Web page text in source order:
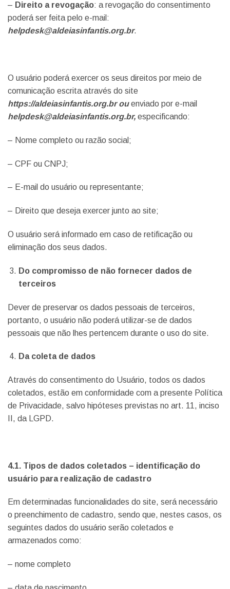
– Direito a revogação: a revogação do consentimento
poderá ser feita pelo e-mail:
helpdesk@aldeiasinfantis.org.br.
O usuário poderá exercer os seus direitos por meio de
comunicação escrita através do site
https://aldeiasinfantis.org.br ouenviado por e-mail
helpdesk@aldeiasinfantis.org.br, especificando:
– Nome completo ou razão social;
– CPF ou CNPJ;
– E-mail do usuário ou representante;
– Direito que deseja exercer junto ao site;
O usuário será informado em caso de retificação ou
eliminação dos seus dados.
Do compromisso de não fornecer dados de
terceiros
Dever de preservar os dados pessoais de terceiros,
portanto, o usuário não poderá utilizar-se de dados
pessoais que não lhes pertencem durante o uso do site.
Da coleta de dados
Através do consentimento do Usuário, todos os dados
coletados, estão em conformidade com a presente Política
de Privacidade, salvo hipóteses previstas no art. 11, inciso
II, da LGPD.
4.1. Tipos de dados coletados – identificação do
usuário para realização de cadastro
Em determinadas funcionalidades do site, será necessário
o preenchimento de cadastro, sendo que, nestes casos, os
seguintes dados do usuário serão coletados e
armazenados como:
– nome completo